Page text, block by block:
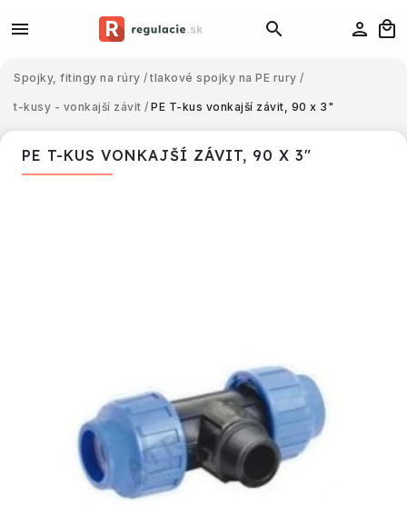
Spojky, fitingy na rúry / tlakové spojky na PE rury /
t-kusy - vonkajší závit / PE T-kus vonkajší závit, 90 x 3"
PE T-KUS VONKAJŠÍ ZÁVIT, 90 X 3"